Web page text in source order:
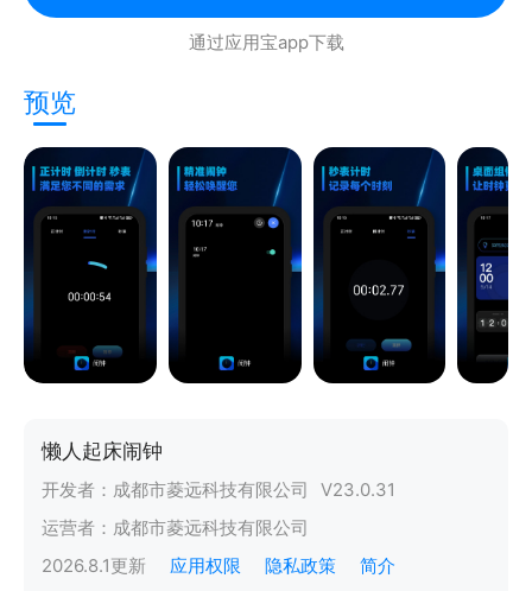
通过应用宝app下载
预览
懒人起床闹钟
开发者： 成都市菱远科技有限公司 V23.0.31
运营者： 成都市菱远科技有限公司
2026.8.1更新 应用权限 隐私政策 简介